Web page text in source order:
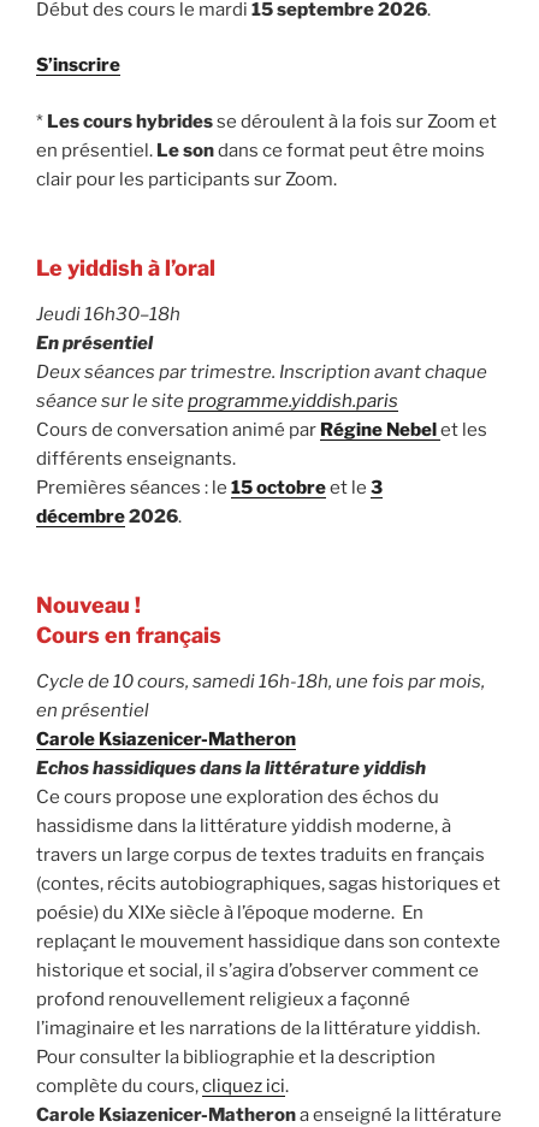
Début des cours le mardi 15 septembre 2026.
S’inscrire
* Les cours hybridesse déroulent à la fois sur Zoom et
en présentiel. Le sondans ce format peut être moins
clair pour les participants sur Zoom.
Le yiddish à l’oral
Jeudi 16h30–18h
En présentiel
Deux séances par trimestre. Inscription avant chaque
séance sur le siteprogramme.yiddish.paris
Cours de conversation animé par Régine Nebelet les
différents enseignants.
Premières séances : le 15 octobreet le 3
décembre2026.
Nouveau !
Cours en français
Cycle de 10 cours, samedi 16h-18h, une fois par mois,
en présentiel
Carole Ksiazenicer-Matheron
Echos hassidiques dans la littérature yiddish
Ce cours propose une exploration des échos du
hassidisme dans la littérature yiddish moderne, à
travers un large corpus de textes traduits en français
(contes, récits autobiographiques, sagas historiques et
poésie) du XIXe siècle à l’époque moderne. En
replaçant le mouvement hassidique dans son contexte
historique et social, il s’agira d’observer comment ce
profond renouvellement religieux a façonné
l’imaginaire et les narrations de la littérature yiddish.
Pour consulter la bibliographie et la description
complète du cours,cliquez ici.
Carole Ksiazenicer-Matherona enseigné la littérature